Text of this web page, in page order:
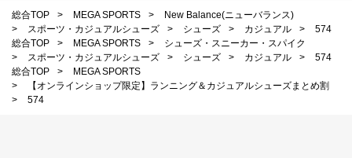
総合TOP > MEGA SPORTS >
New Balance(ニューバランス)
>
スポーツ・カジュアルシューズ > シューズ > カジュアル >
574
総合TOP
> MEGA SPORTS >
シューズ・スニーカー・スパイク
>
スポーツ・カジュアルシューズ > シューズ > カジュアル >
574
総合TOP
>
MEGA SPORTS
>
【オンラインショップ限定】ランニング＆カジュアルシューズまとめ割
>
574